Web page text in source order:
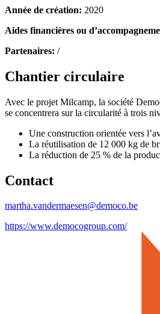
Année de création: 2020
Aides financières ou
Partenaires: /
Chantier circulaire
Avec le projet Milcamp, la société
se concentrera sur la circularité à trois
Une construction orientée vers
La réutilisation de 12 000 kg de
La réduction de 25 % de la
Contact
martha.vandermaesen@democo.be
https://www.democogroup.com/